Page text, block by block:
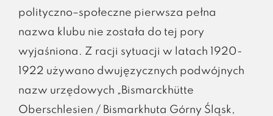
polityczno–społeczne pierwsza pełna
nazwa klubu nie została do tej pory
wyjaśniona. Z racji sytuacji w latach 1920-
1922 używano dwujęzycznych podwójnych
nazw urzędowych „Bismarckhütte
Oberschlesien / Bismarkhuta Górny Śląsk,